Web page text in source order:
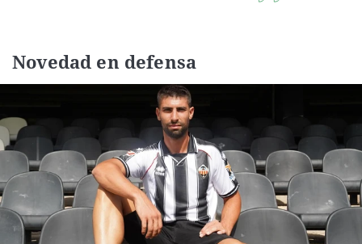
Novedad en defensa